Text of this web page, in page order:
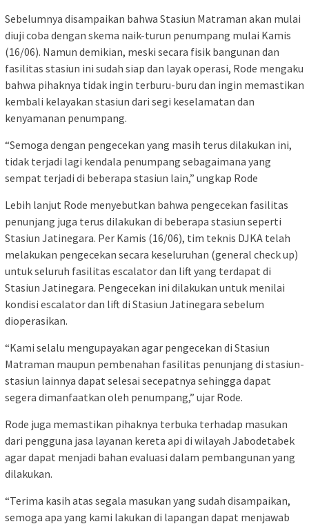
Sebelumnya disampaikan bahwa Stasiun Matraman akan mulai
diuji coba dengan skema naik-turun penumpang mulai Kamis
(16/06). Namun demikian, meski secara fisik bangunan dan
fasilitas stasiun ini sudah siap dan layak operasi, Rode mengaku
bahwa pihaknya tidak ingin terburu-buru dan ingin memastikan
kembali kelayakan stasiun dari segi keselamatan dan
kenyamanan penumpang.
“Semoga dengan pengecekan yang masih terus dilakukan ini,
tidak terjadi lagi kendala penumpang sebagaimana yang
sempat terjadi di beberapa stasiun lain,” ungkap Rode
Lebih lanjut Rode menyebutkan bahwa pengecekan fasilitas
penunjang juga terus dilakukan di beberapa stasiun seperti
Stasiun Jatinegara. Per Kamis (16/06), tim teknis DJKA telah
melakukan pengecekan secara keseluruhan (general check up)
untuk seluruh fasilitas escalator dan lift yang terdapat di
Stasiun Jatinegara. Pengecekan ini dilakukan untuk menilai
kondisi escalator dan lift di Stasiun Jatinegara sebelum
dioperasikan.
“Kami selalu mengupayakan agar pengecekan di Stasiun
Matraman maupun pembenahan fasilitas penunjang di stasiun-
stasiun lainnya dapat selesai secepatnya sehingga dapat
segera dimanfaatkan oleh penumpang,” ujar Rode.
Rode juga memastikan pihaknya terbuka terhadap masukan
dari pengguna jasa layanan kereta api di wilayah Jabodetabek
agar dapat menjadi bahan evaluasi dalam pembangunan yang
dilakukan.
“Terima kasih atas segala masukan yang sudah disampaikan,
semoga apa yang kami lakukan di lapangan dapat menjawab